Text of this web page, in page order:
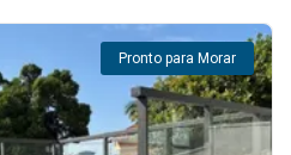
Pronto para Morar